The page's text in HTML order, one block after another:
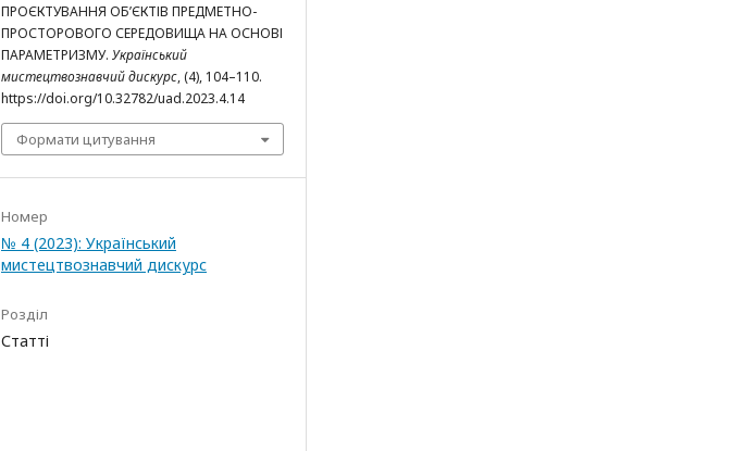
ПРОЄКТУВАННЯ ОБ’ЄКТІВ ПРЕДМЕТНО-
ПРОСТОРОВОГО СЕРЕДОВИЩА НА ОСНОВІ
ПАРАМЕТРИЗМУ. Український
мистецтвознавчий дискурс, (4), 104–110.
https://doi.org/10.32782/uad.2023.4.14
Формати цитування
Номер
№ 4 (2023): Український
мистецтвознавчий дискурс
Розділ
Статті